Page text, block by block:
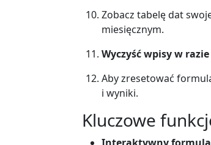
Zobacz tabelę dat
miesięcznym.
Wyczyść wpisy w
Aby zresetować
i wyniki.
Kluczowe